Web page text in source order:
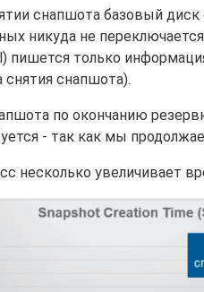
снапшота базовый
никуда не
пишется только
снапшота).
по окончанию
- так как мы
несколько увеличивает